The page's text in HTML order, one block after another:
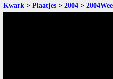
Kwark > Plaatjes > 2004 >